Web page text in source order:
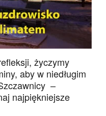
życzymy
aby w niedługim
–
najpiękniejsze